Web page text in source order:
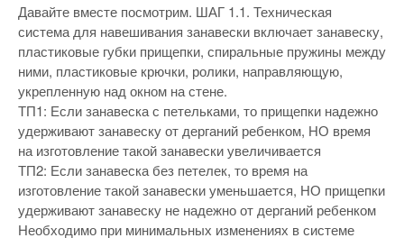
Давайте вместе посмотрим. ШАГ 1.1. Техническая
система для навешивания занавески включает занавеску,
пластиковые губки прищепки, спиральные пружины между
ними, пластиковые крючки, ролики, направляющую,
укрепленную над окном на стене.
ТП1: Если занавеска с петельками, то прищепки надежно
удерживают занавеску от дерганий ребенком, НО время
на изготовление такой занавески увеличивается
ТП2: Если занавеска без петелек, то время на
изготовление такой занавески уменьшается, НО прищепки
удерживают занавеску не надежно от дерганий ребенком
Необходимо при минимальных изменениях в системе